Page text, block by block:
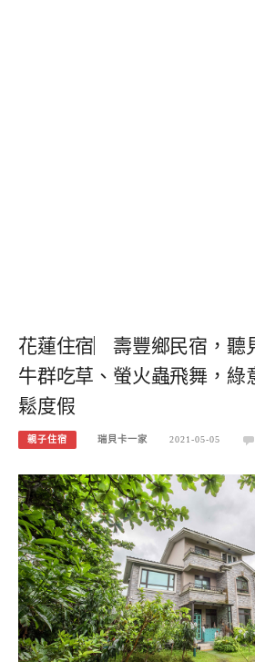
花蓮住宿︳壽豐鄉民宿，聽
牛群吃草、螢火蟲飛舞，綠
鬆度假
親子住宿 瑞貝卡一家 2021-05-05